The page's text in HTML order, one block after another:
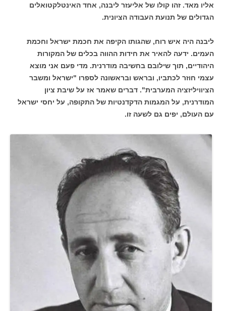
אליו מאד. זהו קולו של אליעזר ליבנה, אחד האינטלקטואלים
הגדולים של תנועת העבודה הציונית.
ליבנה היה איש רוח, שהגותו הקיפה את חכמת ישראל וחכמת
העמים. ידעה להאיר את חידות ההווה בכלים של המקורות
היהודיים, תוך שילובם בחשיבה מודרנית. מדי פעם אני מוצא
עצמי חוזר לכתביו, ובראש ובראשונה לספרו "ישראל ומשבר
הציוויליזציה המערבית". דברים שאמר אז על שיבת ציון
המודרנית, על המגמות הדקדנטיות של התקופה, על יחסי ישראל
עם העולם, יפים גם לשעה זו.